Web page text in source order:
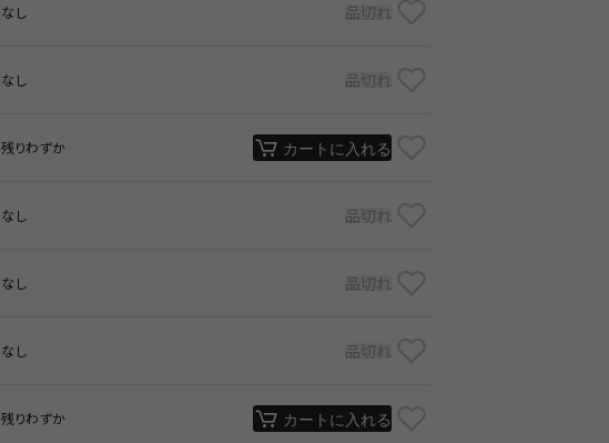
なし 品切れ
なし 品切れ
残りわずか カートに入れる
なし 品切れ
なし 品切れ
なし 品切れ
残りわずか カートに入れる